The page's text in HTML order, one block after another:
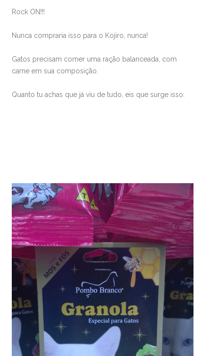
Rock ON!!!
Nunca compraria isso para o Kojiro, nunca!
Gatos precisam comer uma ração balanceada, com
carne em sua composição.
Quanto tu achas que já viu de tudo, eis que surge isso: